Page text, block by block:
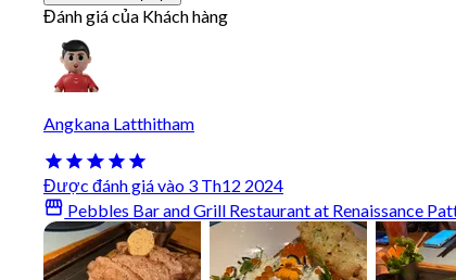
Đánh giá của Khách hàng
Angkana Latthitham
Được đánh giá vào 3 Th12 2024
Pebbles Bar and Grill Restaurant at Renaissance